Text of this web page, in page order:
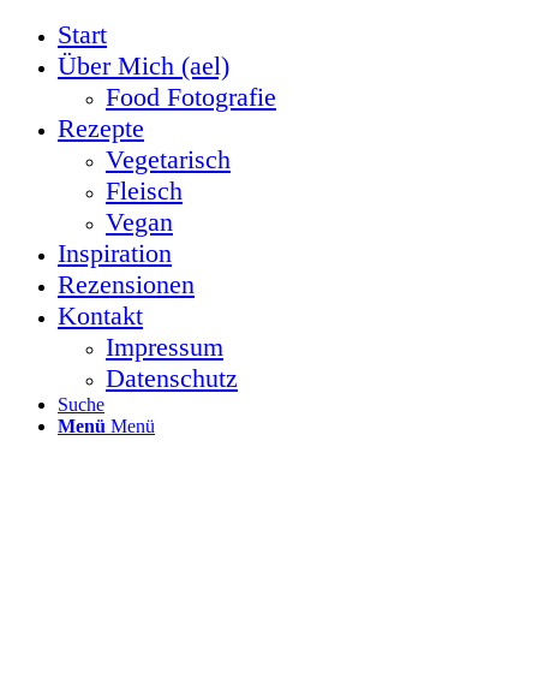
Start
Über Mich (ael)
Food Fotografie
Rezepte
Vegetarisch
Fleisch
Vegan
Inspiration
Rezensionen
Kontakt
Impressum
Datenschutz
Suche
Menü Menü